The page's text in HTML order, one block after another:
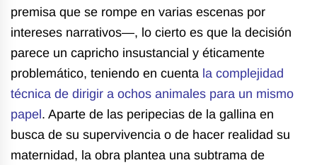
premisa que se rompe en varias escenas por
intereses narrativos—, lo cierto es que la decisión
parece un capricho insustancial y éticamente
problemático, teniendo en cuenta la complejidad
técnica de dirigir a ochos animales para un mismo
papel . Aparte de las peripecias de la gallina en
busca de su supervivencia o de hacer realidad su
maternidad, la obra plantea una subtrama de